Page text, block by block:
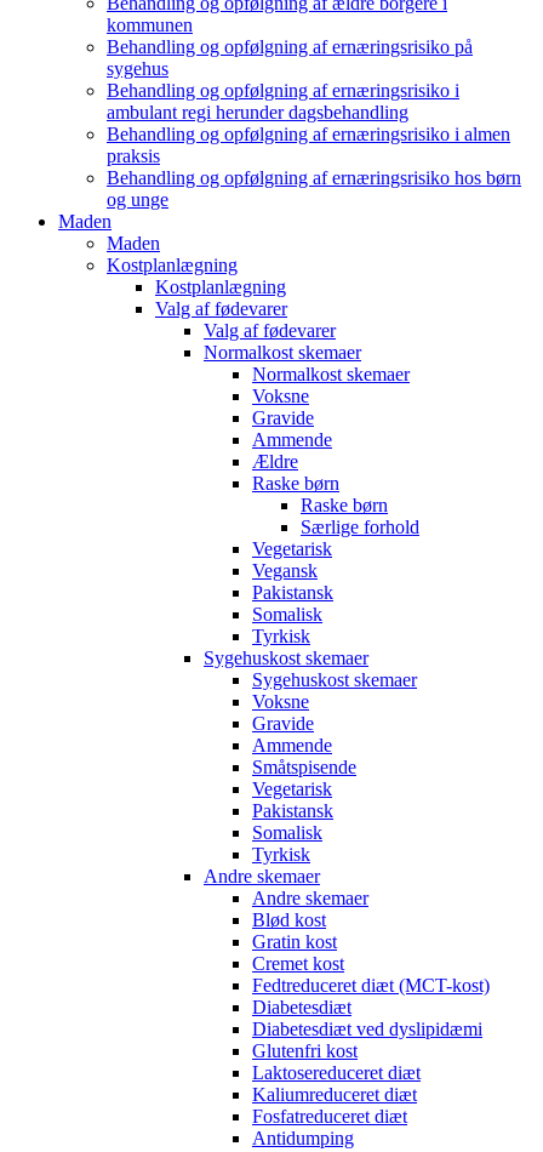
kommunen
Behandling og opfølgning af ernæringsrisiko på
sygehus
Behandling og opfølgning af ernæringsrisiko i
ambulant regi herunder dagsbehandling
Behandling og opfølgning af ernæringsrisiko i almen
praksis
Behandling og opfølgning af ernæringsrisiko hos børn
og unge
Maden
Maden
Kostplanlægning
Kostplanlægning
Valg af fødevarer
Valg af fødevarer
Normalkost skemaer
Normalkost skemaer
Voksne
Gravide
Ammende
Ældre
Raske børn
Raske børn
Særlige forhold
Vegetarisk
Vegansk
Pakistansk
Somalisk
Tyrkisk
Sygehuskost skemaer
Sygehuskost skemaer
Voksne
Gravide
Ammende
Småtspisende
Vegetarisk
Pakistansk
Somalisk
Tyrkisk
Andre skemaer
Andre skemaer
Blød kost
Gratin kost
Cremet kost
Fedtreduceret diæt (MCT-kost)
Diabetesdiæt
Diabetesdiæt ved dyslipidæmi
Glutenfri kost
Laktosereduceret diæt
Kaliumreduceret diæt
Fosfatreduceret diæt
Antidumping